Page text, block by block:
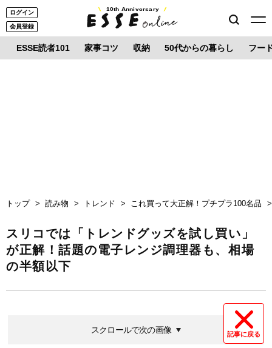
ログイン
会員登録
10th Anniversary
ESSE読者101 家事コツ 収納 50代からの暮らし フー
トップ 読み物 トレンド これ買って大正解！プチプラ100名品
スリコでは「トレンドグッズを試し買い」
が正解！話題の電子レンジ調理器も、相場
の半額以下
記事に戻る
スクロールで次の画像